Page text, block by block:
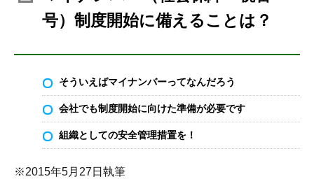
号）制度開始に備えることは？
そういえばマイナンバーってなんだろう
会社でも制度開始に向けた準備が必要です
組織としての安全管理措置を！
※2015年5月27日執筆